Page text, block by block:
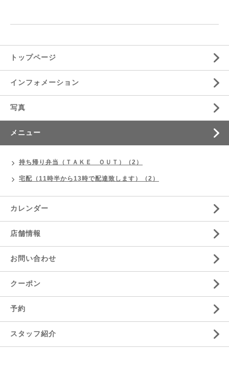
トップページ
インフォメーション
写真
メニュー
持ち帰り弁当（ＴＡＫＥ ＯＵＴ）（2）
宅配（11時半から13時で配達致します）（2）
カレンダー
店舗情報
お問い合わせ
クーポン
予約
スタッフ紹介